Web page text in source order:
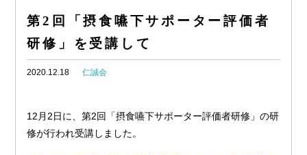
第2回「摂食嚥下サポーター評価者
研修」を受講して
2020.12.18 仁誠会
12月2日に、第2回「摂食嚥下サポーター評価者研修」の研
修が行われ受講しました。